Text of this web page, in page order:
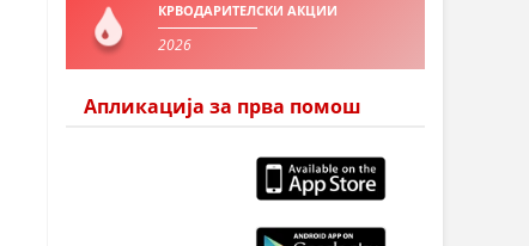
КРВОДАРИТЕЛСКИ АКЦИИ
2026
Апликација за прва помош